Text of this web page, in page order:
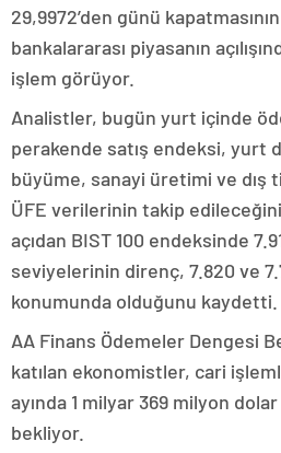
29,9972’den günü
bankalararası piyasanın
işlem görüyor.
Analistler, bugün yurt içinde
perakende satış endeksi, yurt
büyüme, sanayi üretimi ve dış
ÜFE verilerinin takip
açıdan BIST 100 endeksinde
seviyelerinin direnç, 7.820 ve
konumunda olduğunu kaydetti.
AA Finans Ödemeler Dengesi
katılan ekonomistler, cari
ayında 1 milyar 369 milyon
bekliyor.